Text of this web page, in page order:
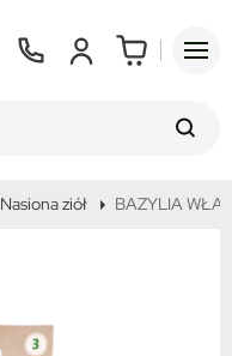
Nasiona ziół BAZYLIA